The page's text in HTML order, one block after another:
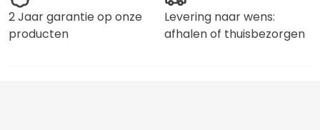
2 Jaar garantie op onze
producten
Levering naar wens:
afhalen of thuisbezorgen